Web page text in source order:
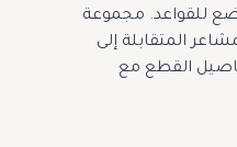
للقواعد. مجموعة
المتقابلة إلى
القطع مع